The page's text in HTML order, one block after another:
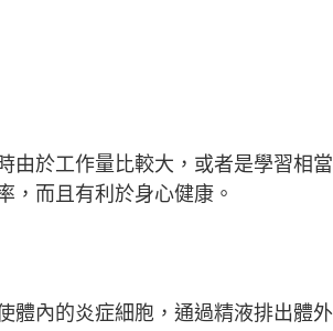
由於工作量比較大，或者是學習相
，而且有利於身心健康。
體內的炎症細胞，通過精液排出體